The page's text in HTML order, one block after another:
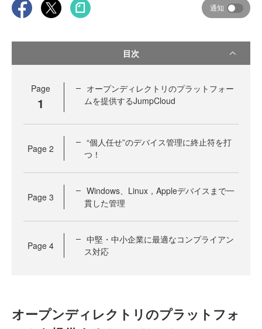
通知
目次
Page
1
オープンディレクトリのプラットフォー
ムを提供するJumpCloud
Page 2
“個人任せ”のデバイス管理に終止符を打
つ！
Page 3
Windows、Linux，Appleデバイスまで一
貫した管理
Page 4
中堅・中小企業に最適なコンプライアン
ス対応
オープンディレクトリのプラットフォ